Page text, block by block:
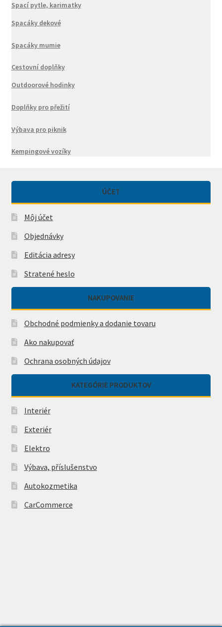
Spací pytle, karimatky
Spacáky dekové
Spacáky mumie
Cestovní doplňky
Outdoorové hodinky
Doplňky pro přežití
Výbava pro piknik
Kempingové vozíky
ÚČET
Môj účet
Objednávky
Editácia adresy
Stratené heslo
NAKUPOVANIE
Obchodné podmienky a dodanie tovaru
Ako nakupovať
Ochrana osobných údajov
KATEGÓRIE PRODUKTOV
Interiér
Exteriér
Elektro
Výbava, příslušenstvo
Autokozmetika
CarCommerce